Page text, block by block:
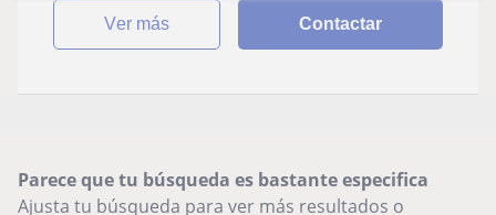
ver más Contactar
Parece que tu búsqueda es bastante especifica
Ajusta tu búsqueda para ver más resultados o